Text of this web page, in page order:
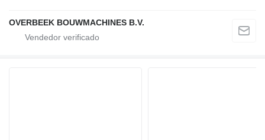
OVERBEEK BOUWMACHINES B.V.